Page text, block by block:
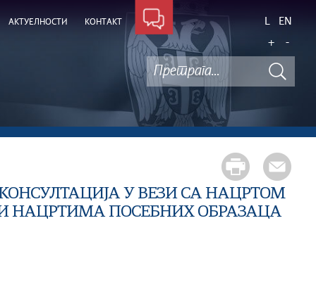
АКТУЕЛНОСТИ КОНТАКТ L
EN
+
-
У ВЕЗИ СА НАЦРТОМ
НАЦРТИМА ПОСЕБНИХ ОБРАЗАЦА